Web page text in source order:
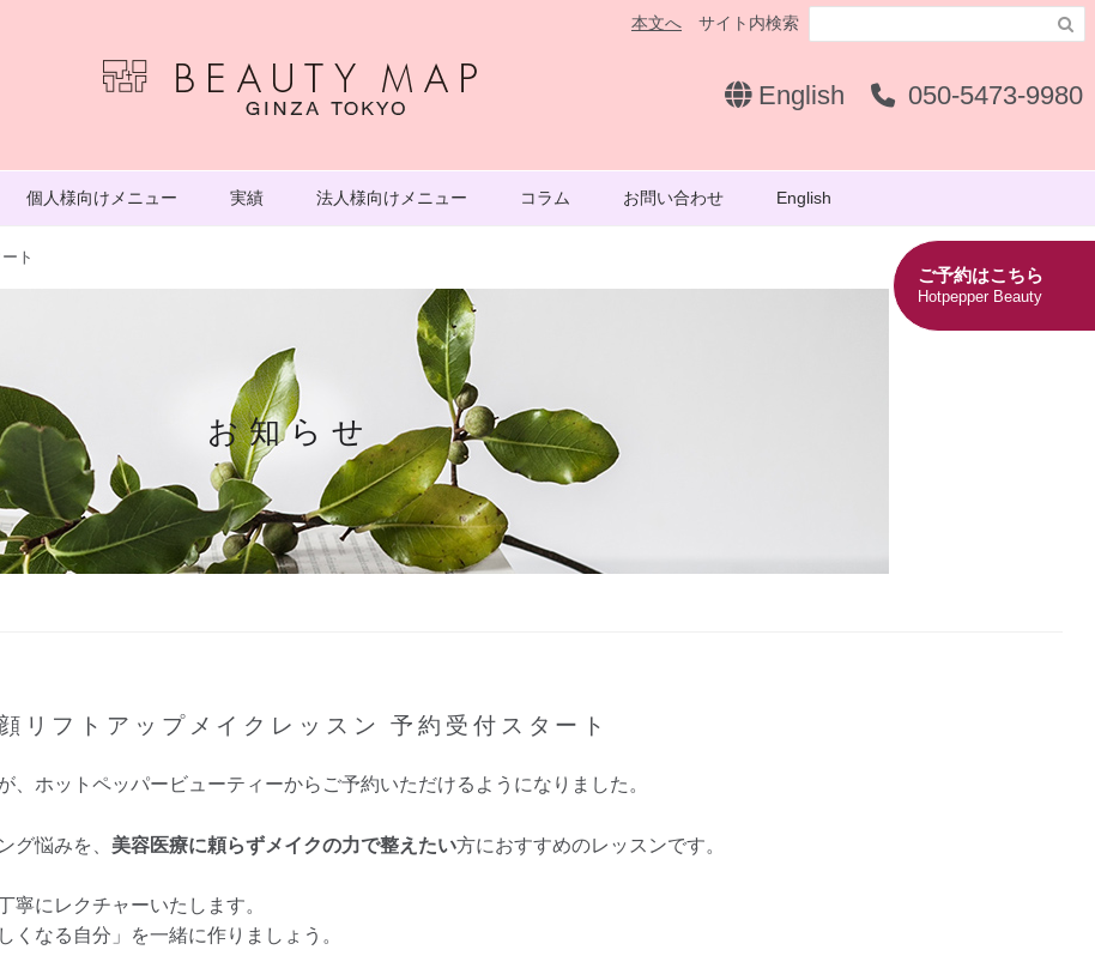
本文へ サイト内検索 
English 050-5473-9980
ご予約はこちら
Hotpepper Beauty
個人様向けメニュー 実績 法人様向けメニュー コラム お問い合わせ English
ト
お知らせ
リフトアップメイクレッスン 予約受付スタート
ホットペッパービューティーからご予約いただけるようになりました。
グ悩みを、 美容医療に頼らずメイクの力で整えたい方におすすめのレッスンです。
寧にレクチャーいたします。
なる自分」を一緒に作りましょう。